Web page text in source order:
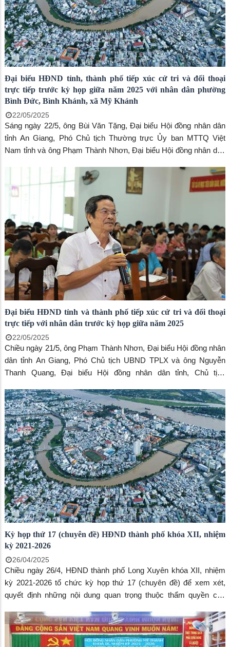
Đại biểu HĐND tỉnh, thành phố tiếp xúc cử tri và đối thoại
trực tiếp trước kỳ họp giữa năm 2025 với nhân dân phường
Bình Đức, Bình Khánh, xã Mỹ Khánh
22/05/2025
Sáng ngày 22/5, ông Bùi Văn Tặng, Đại biểu Hội đồng nhân dân
tỉnh An Giang, Phó Chủ tịch Thường trực Ủy ban MTTQ Việt
Nam tỉnh và ông Phạm Thành Nhơn, Đại biểu Hội đồng nhân dân
Hội đồng nhân dân thành phố đã có buổi tiếp xúc cử tri và đối
thoại trực tiếp với nhân dân phường Bình Đức, Bình Khánh và xã
Mỹ Khánh trước khi họp giữa năm 2025.
Đại biểu HĐND tỉnh và thành phố tiếp xúc cử tri và đối thoại
trực tiếp với nhân dân trước kỳ họp giữa năm 2025
22/05/2025
Chiều ngày 21/5, ông Phạm Thành Nhơn, Đại biểu Hội đồng nhân
dân tỉnh An Giang, Phó Chủ tịch UBND TPLX và ông Nguyễn
Thanh Quang, Đại biểu Hội đồng nhân dân tỉnh, Chủ tịch
phố đã có buổi tiếp xúc cử tri và đối thoại trực tiếp với nhân dân
phường Mỹ Thới và Mỹ Thạnh trước khi họp giữa năm 2025.
Kỳ họp thứ 17 (chuyên đề) HĐND thành phố khóa XII, nhiệm
kỳ 2021-2026
26/04/2025
Chiều ngày 26/4, HĐND thành phố Long Xuyên khóa XII, nhiệm
kỳ 2021-2026 tổ chức kỳ họp thứ 17 (chuyên đề) để xem xét,
quyết định những nội dung quan trọng thuộc thẩm quyền của
Chủ tịch HĐND thành phố - Võ Thiện Hảo chủ trì. Tham dự kỳ
họp còn có Ông Bùi Văn Tặng, Phó Chủ tịch Thường trực Ủy ban
MTTQ Việt Nam tỉnh; ông Trần Minh Đức, Phó Bí thư Thành ủy,